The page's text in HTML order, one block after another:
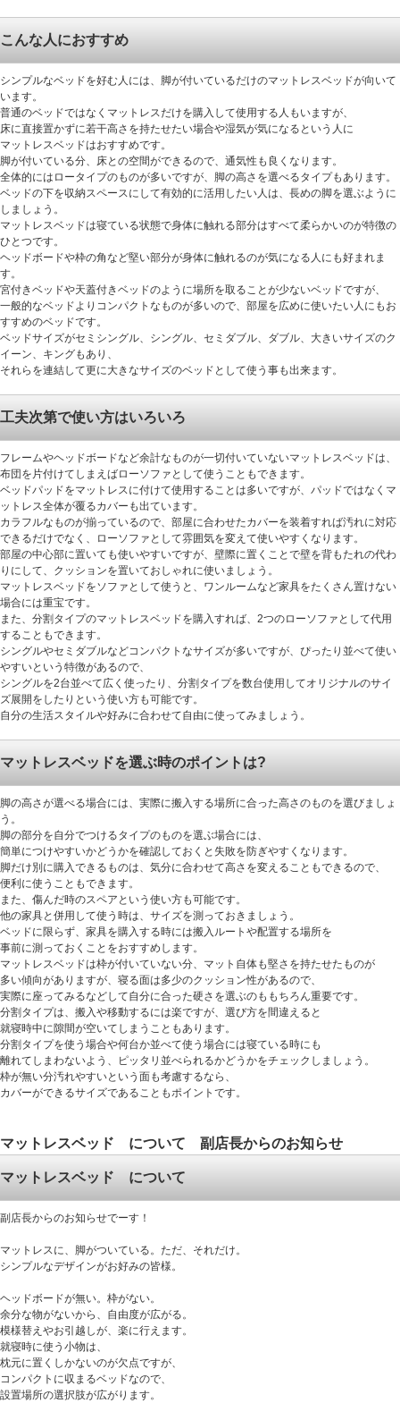
こんな人におすすめ
シンプルなベッドを好む人には、脚が付いているだけのマットレスベッドが向いて
います。
普通のベッドではなくマットレスだけを購入して使用する人もいますが、
床に直接置かずに若干高さを持たせたい場合や湿気が気になるという人に
マットレスベッドはおすすめです。
脚が付いている分、床との空間ができるので、通気性も良くなります。
全体的にはロータイプのものが多いですが、脚の高さを選べるタイプもあります。
ベッドの下を収納スペースにして有効的に活用したい人は、長めの脚を選ぶように
しましょう。
マットレスベッドは寝ている状態で身体に触れる部分はすべて柔らかいのが特徴の
ひとつです。
ヘッドボードや枠の角など堅い部分が身体に触れるのが気になる人にも好まれま
す。
宮付きベッドや天蓋付きベッドのように場所を取ることが少ないベッドですが、
一般的なベッドよりコンパクトなものが多いので、部屋を広めに使いたい人にもお
すすめのベッドです。
ベッドサイズがセミシングル、シングル、セミダブル、ダブル、大きいサイズのク
イーン、キングもあり、
それらを連結して更に大きなサイズのベッドとして使う事も出来ます。
工夫次第で使い方はいろいろ
フレームやヘッドボードなど余計なものが一切付いていないマットレスベッドは、
布団を片付けてしまえばローソファとして使うこともできます。
ベッドパッドをマットレスに付けて使用することは多いですが、パッドではなくマ
ットレス全体が覆るカバーも出ています。
カラフルなものが揃っているので、部屋に合わせたカバーを装着すれば汚れに対応
できるだけでなく、ローソファとして雰囲気を変えて使いやすくなります。
部屋の中心部に置いても使いやすいですが、壁際に置くことで壁を背もたれの代わ
りにして、クッションを置いておしゃれに使いましょう。
マットレスベッドをソファとして使うと、ワンルームなど家具をたくさん置けない
場合には重宝です。
また、分割タイプのマットレスベッドを購入すれば、2つのローソファとして代用
することもできます。
シングルやセミダブルなどコンパクトなサイズが多いですが、ぴったり並べて使い
やすいという特徴があるので、
シングルを2台並べて広く使ったり、分割タイプを数台使用してオリジナルのサイ
ズ展開をしたりという使い方も可能です。
自分の生活スタイルや好みに合わせて自由に使ってみましょう。
マットレスベッドを選ぶ時のポイントは?
脚の高さが選べる場合には、実際に搬入する場所に合った高さのものを選びましょ
う。
脚の部分を自分でつけるタイプのものを選ぶ場合には、
簡単につけやすいかどうかを確認しておくと失敗を防ぎやすくなります。
脚だけ別に購入できるものは、気分に合わせて高さを変えることもできるので、
便利に使うこともできます。
また、傷んだ時のスペアという使い方も可能です。
他の家具と併用して使う時は、サイズを測っておきましょう。
ベッドに限らず、家具を購入する時には搬入ルートや配置する場所を
事前に測っておくことをおすすめします。
マットレスベッドは枠が付いていない分、マット自体も堅さを持たせたものが
多い傾向がありますが、寝る面は多少のクッション性があるので、
実際に座ってみるなどして自分に合った硬さを選ぶのももちろん重要です。
分割タイプは、搬入や移動するには楽ですが、選び方を間違えると
就寝時中に隙間が空いてしまうこともあります。
分割タイプを使う場合や何台か並べて使う場合には寝ている時にも
離れてしまわないよう、ピッタリ並べられるかどうかをチェックしましょう。
枠が無い分汚れやすいという面も考慮するなら、
カバーができるサイズであることもポイントです。
マットレスベッド について 副店長からのお知らせ
マットレスベッド について
副店長からのお知らせでーす！
マットレスに、脚がついている。ただ、それだけ。
シンプルなデザインがお好みの皆様。
ヘッドボードが無い。枠がない。
余分な物がないから、自由度が広がる。
模様替えやお引越しが、楽に行えます。
就寝時に使う小物は、
枕元に置くしかないのが欠点ですが、
コンパクトに収まるベッドなので、
設置場所の選択肢が広がります。